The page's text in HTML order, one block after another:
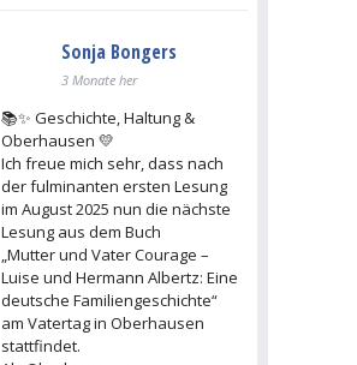
Sonja Bongers
3 Monate her
📚✨ Geschichte, Haltung &
Oberhausen 💛
Ich freue mich sehr, dass nach
der fulminanten ersten Lesung
im August 2025 nun die nächste
Lesung aus dem Buch
„Mutter und Vater Courage –
Luise und Hermann Albertz: Eine
deutsche Familiengeschichte“
am Vatertag in Oberhausen
stattfindet.